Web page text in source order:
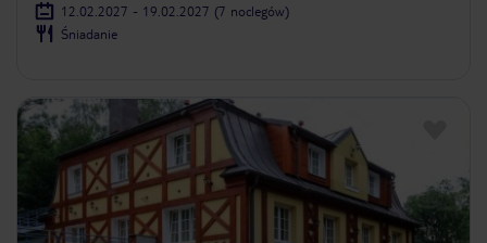
12.02.2027 - 19.02.2027 (7 noclegów)
Śniadanie